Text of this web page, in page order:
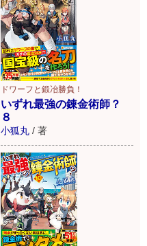
ドワーフと鍛冶勝負！
いずれ最強の錬金術師？
８
小狐丸 / 著